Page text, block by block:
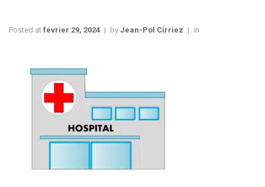
Posted at février 29, 2024 by Jean-Pol Cirriez in